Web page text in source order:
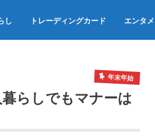
し
・便利
メ
暮らし
トレーディングカード エンタメ
スポーツ
年末年始
らしでもマナーは